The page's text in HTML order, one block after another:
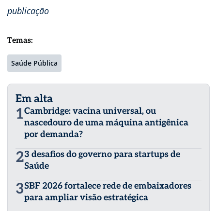
publicação
Temas:
Saúde Pública
Em alta
1Cambridge: vacina universal, ou
nascedouro de uma máquina antigênica
por demanda?
23 desafios do governo para startups de
Saúde
3SBF 2026 fortalece rede de embaixadores
para ampliar visão estratégica